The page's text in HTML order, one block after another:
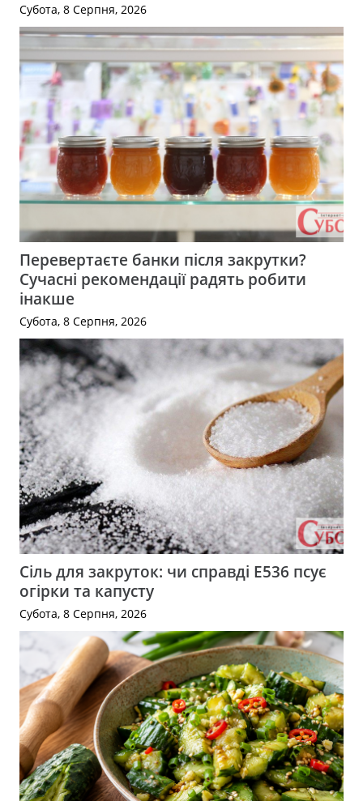
Субота, 8 Серпня, 2026
Перевертаєте банки після закрутки?
Сучасні рекомендації радять робити
інакше
Субота, 8 Серпня, 2026
Сіль для закруток: чи справді Е536 псує
огірки та капусту
Субота, 8 Серпня, 2026